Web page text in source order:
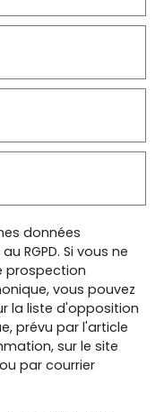
données
RGPD. Si vous ne
prospection
vous pouvez
la liste d'opposition
prévu par l'article
sur le site
par courrier